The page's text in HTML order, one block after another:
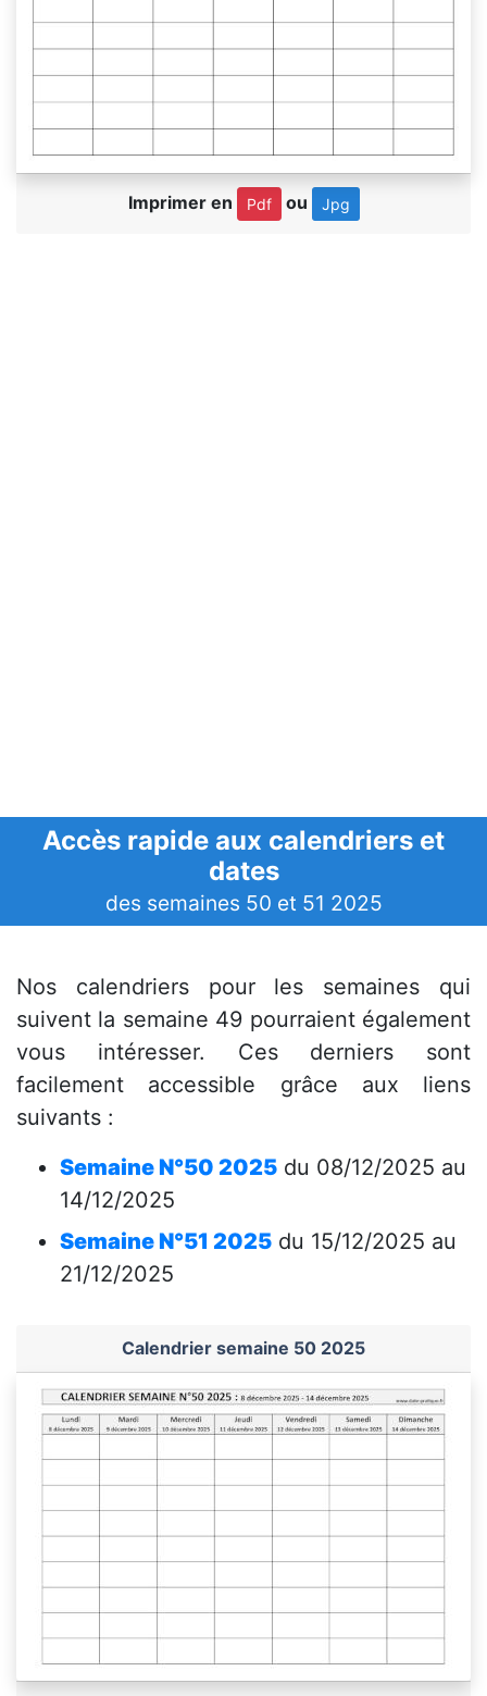
Imprimer en Pdf ou Jpg
Accès rapide aux calendriers et
dates
des semaines 50 et 51 2025
Nos calendriers pour les semaines qui
suivent la semaine 49 pourraient également
vous intéresser. Ces derniers sont
facilement accessible grâce aux liens
suivants :
Semaine N°50 2025 du 08/12/2025 au
14/12/2025
Semaine N°51 2025 du 15/12/2025 au
21/12/2025
Calendrier semaine 50 2025